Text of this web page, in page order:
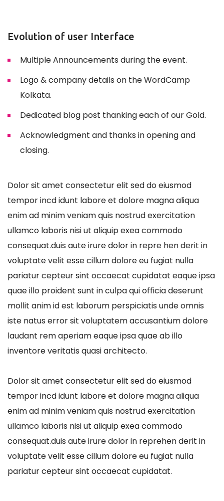
Evolution of user Interface
Multiple Announcements during the event.
Logo & company details on the WordCamp
Kolkata.
Dedicated blog post thanking each of our Gold.
Acknowledgment and thanks in opening and
closing.
Dolor sit amet consectetur elit sed do eiusmod
tempor incd idunt labore et dolore magna aliqua
enim ad minim veniam quis nostrud exercitation
ullamco laboris nisi ut aliquip exea commodo
consequat.duis aute irure dolor in repre hen derit in
voluptate velit esse cillum dolore eu fugiat nulla
pariatur cepteur sint occaecat cupidatat eaque ipsa
quae illo proident sunt in culpa qui officia deserunt
mollit anim id est laborum perspiciatis unde omnis
iste natus error sit voluptatem accusantium dolore
laudant rem aperiam eaque ipsa quae ab illo
inventore veritatis quasi architecto.
Dolor sit amet consectetur elit sed do eiusmod
tempor incd idunt labore et dolore magna aliqua
enim ad minim veniam quis nostrud exercitation
ullamco laboris nisi ut aliquip exea commodo
consequat.duis aute irure dolor in reprehen derit in
voluptate velit esse cillum dolore eu fugiat nulla
pariatur cepteur sint occaecat cupidatat.